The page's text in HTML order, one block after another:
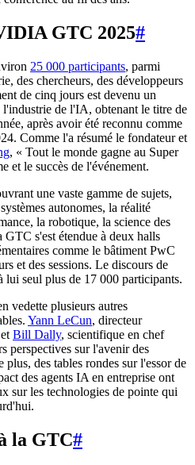
GTC 2025#
25 000 participants, parmi
des chercheurs, des développeurs
de cinq jours est devenu un
de l'IA, obtenant le titre de
après avoir été reconnu comme
Comme l'a résumé le fondateur et
, « Tout le monde gagne au Super
et le succès de l'événement.
une vaste gamme de sujets,
autonomes, la réalité
la robotique, la science des
GTC s'est étendue à deux halls
comme le bâtiment PwC
et des sessions. Le discours de
lui seul plus de 17 000 participants.
vedette plusieurs autres
Yann LeCun, directeur
Bill Dally, scientifique en chef
perspectives sur l'avenir des
des tables rondes sur l'essor de
des agents IA en entreprise ont
sur les technologies de pointe qui
la GTC#